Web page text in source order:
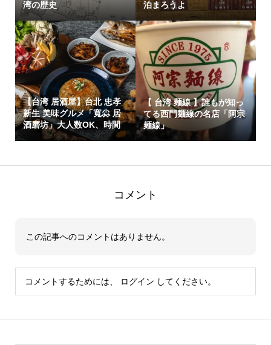
湾の歴史 泊まろうよ
【台湾 居酒屋】台北 忠孝
新生 美味グルメ「寬尛 居
酒磨坊」大人数OK、時間
制限なし
【 台湾 麺線 】誰もが知っ
てる西門麺線の名店「阿宗
麺線」
コメント
この記事へのコメントはありません。
コメントするためには、 ログイン してください。